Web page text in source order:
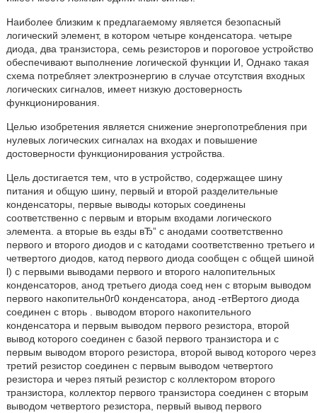
Наиболее близким к предлагаемому является безопасный
логический элемент, в котором четыре конденсатора. четыре
диода, два транзистора, семь резисторов и пороговое устройство
обеспечивают выполнение логической функции И, Однако такая
схема потребляет электроэнергию в случае отсутствия входных
логических сигналов, имеет низкую достоверность
функционирования.
Целью изобретения является снижение энергопотребления при
нулевых логических сигналах на входах и повышение
достоверности функционирования устройства.
Цель достигается тем, что в устройство, содержащее шину
питания и общую шину, первый и второй разделительные
конденсаторы, первые выводы которых соединены
соответственно с первым и вторым входами логического
элемента. а вторые вь езды вЂ” с анодами соответственно
первого и второго диодов и с катодами соответственно третьего и
четвертого диодов, катод первого диода сообщен с общей шиной
l) с первыми выводами первого и второго налопительных
конденсаторов, анод третьего диода соед нен с вторым выводом
первого накопительн0г0 конденсатора, анод -етBертого диода
соединен с вторь . выводом второго накопительного
конденсатора и первым выводом первого резистора, второй
вывод которого соединен с базой первого транзистора и с
первым выводом второго резистора, второй вывод которого через
третий резистор соединен с первым выводом четвертого
резистора и через пятый резистор с коллектором второго
транзистора, коллектор первого транзистора соединен с вторым
выводом четвертого резистора, первый вывод первого